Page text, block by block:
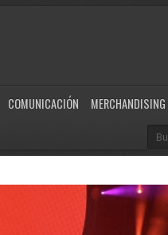
COMUNICACIÓN MERCHANDISING